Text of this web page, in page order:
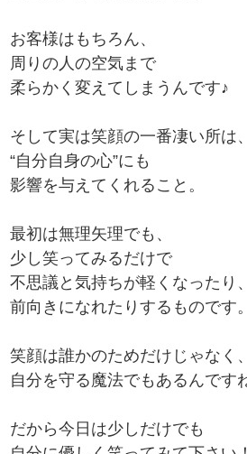
お客様はもちろん、
周りの人の空気まで
柔らかく変えてしまうんです♪
そして実は笑顔の一番凄い所は、
“自分自身の心”にも
影響を与えてくれること。
最初は無理矢理でも、
少し笑ってみるだけで
不思議と気持ちが軽くなったり、
前向きになれたりするものです。
笑顔は誰かのためだけじゃなく、
自分を守る魔法でもあるんです
だから今日は少しだけでも